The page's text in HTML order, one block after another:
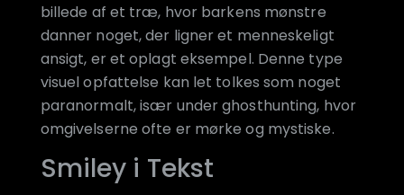
billede af et træ, hvor barkens mønstre
danner noget, der ligner et menneskeligt
ansigt, er et oplagt eksempel. Denne type
visuel opfattelse kan let tolkes som noget
paranormalt, især under ghosthunting, hvor
omgivelserne ofte er mørke og mystiske.
Smiley i Tekst